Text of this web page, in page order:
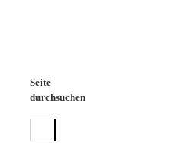
Seite
durchsuchen